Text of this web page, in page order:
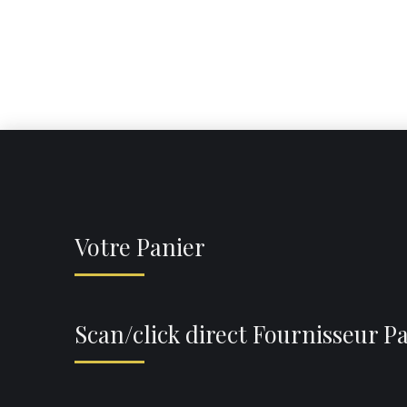
Votre Panier
Scan/click direct Fournisseur